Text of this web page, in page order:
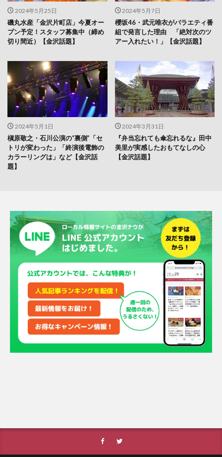
2024年5月25日
磯丸水産「金沢片町店」今夏オー
プン予定！スタッフ募集中（締め
切り間近）【金沢話題】
2024年5月7日
櫻坂46・武元唯衣がバラエティ番
組で発言した理由 「絶対次のツ
アー入れたい！」【金沢話題】
2024年5月1日
槇原敬之・石川公演の“裏側”「セ
トリが変わった」「終演後電飾の
カラーリングは」など【金沢話
題】
2024年3月31日
『弁当忘れても傘忘れるな』田中
美里が実感したおもてなしの心
【金沢話題】